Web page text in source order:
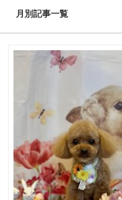
月別記事一覧